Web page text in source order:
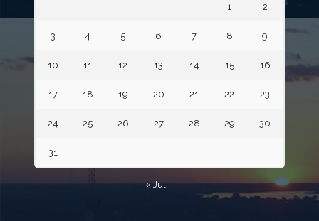
1 2
3 4 5 6 7 8 9
10 11 12 13 14 15 16
17 18 19 20 21 22 23
24 25 26 27 28 29 30
31
« Jul